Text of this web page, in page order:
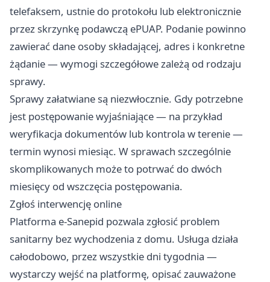
telefaksem, ustnie do protokołu lub elektronicznie
przez skrzynkę podawczą ePUAP. Podanie powinno
zawierać dane osoby składającej, adres i konkretne
żądanie — wymogi szczegółowe zależą od rodzaju
sprawy.
Sprawy załatwiane są niezwłocznie. Gdy potrzebne
jest postępowanie wyjaśniające — na przykład
weryfikacja dokumentów lub kontrola w terenie —
termin wynosi miesiąc. W sprawach szczególnie
skomplikowanych może to potrwać do dwóch
miesięcy od wszczęcia postępowania.
Zgłoś interwencję online
Platforma e-Sanepid pozwala zgłosić problem
sanitarny bez wychodzenia z domu. Usługa działa
całodobowo, przez wszystkie dni tygodnia —
wystarczy wejść na platformę, opisać zauważone